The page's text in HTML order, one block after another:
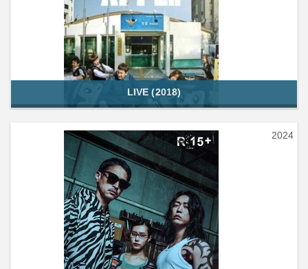
LIVE (2018)
2024